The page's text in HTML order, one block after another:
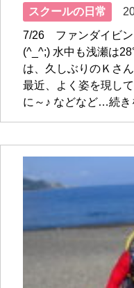
スクールの日常
7/26 ファンダイビン
(^_^;) 水中も浅瀬は
は、久しぶりのＫさ
最近、よく姿を現し
に～♪ などなど…続き